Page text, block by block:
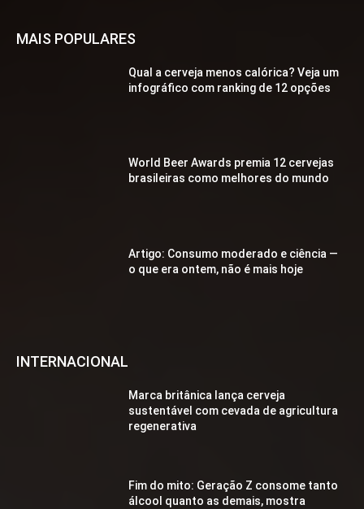
MAIS POPULARES
Qual a cerveja menos calórica? Veja um
infográfico com ranking de 12 opções
World Beer Awards premia 12 cervejas
brasileiras como melhores do mundo
Artigo: Consumo moderado e ciência —
o que era ontem, não é mais hoje
INTERNACIONAL
Marca britânica lança cerveja
sustentável com cevada de agricultura
regenerativa
Fim do mito: Geração Z consome tanto
álcool quanto as demais, mostra